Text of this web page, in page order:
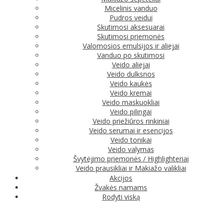
Micelinis vanduo
Pudros veidui
Skutimosi aksesuarai
Skutimosi priemonės
Valomosios emulsijos ir aliejai
Vanduo po skutimosi
Veido aliejai
Veido dulksnos
Veido kaukės
Veido kremai
Veido maskuokliai
Veido pilingai
Veido priežiūros rinkiniai
Veido serumai ir esencijos
Veido tonikai
Veido valymas
Švytėjimo priemonės / Highlighteriai
Veido prausikliai ir Makiažo valikliai
Akcijos
Žvakės namams
Rodyti viską